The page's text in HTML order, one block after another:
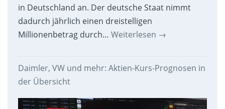
in Deutschland an. Der deutsche Staat nimmt
dadurch jährlich einen dreistelligen
Millionenbetrag durch… Weiterlesen →
Daimler, VW und mehr: Aktien-Kurs-Prognosen in
der Übersicht